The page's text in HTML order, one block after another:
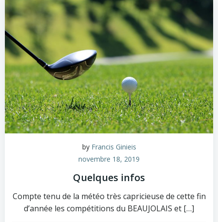
by Francis Ginieis
novembre 18, 2019
Quelques infos
Compte tenu de la météo très capricieuse de cette fin
d’année les compétitions du BEAUJOLAIS et […]